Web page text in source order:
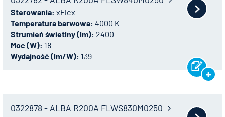
Sterowania: xFlex
Temperatura barwowa: 4000 K
Strumień świetlny (lm): 2400
Moc (W): 18
Wydajność (lm/W): 139
0322878 - ALBA R200A FLWS830M0250